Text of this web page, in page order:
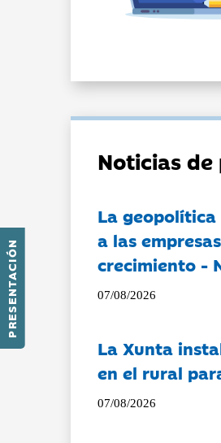
PRESENTACIÓN
Noticias
La
a las
crecimiento -
07/08/2026
La Xunta
en el rural
07/08/2026